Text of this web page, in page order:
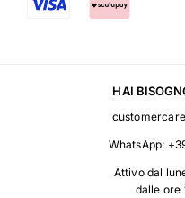
HAI
WhatsApp:
Attivo dal
dalle ore